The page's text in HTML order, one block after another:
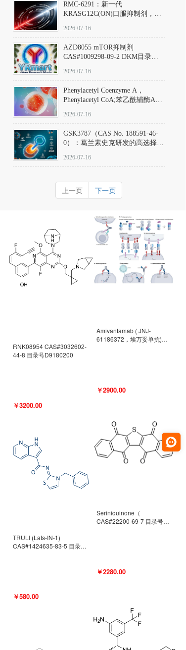
RMC-6291：新一代
KRASG12C(ON)口服抑制剂，
(Elironrasib)CAS#2641998-63-0
2026-07-16
AZD8055 mTOR抑制剂
CAS#1009298-09-2 DKM目录号
激酶抑制剂的深度剖析
2026-07-16
Phenylacetyl Coenzyme A，
Phenylacetyl CoA;苯乙酰辅酶A
2026-07-16
GSK3787（CAS No. 188591-46-
0）：葛兰素史克研发的高选择
抗剂，被广泛视为研究PPARδ核
靶点药理机制的金标准化学探
针。
2026-07-16
上一页 下一页
RNK08954 CAS#3032602-
44-8 目录号D9180200
￥3200.00
TRULI (Lats-IN-1)
CAS#1424635-83-5 目录号
￥580.00
Amivantamab ( JNJ-
61186372，埃万妥单抗)
￥2900.00
Seriniquinone（
CAS#22200-69-7 目录号
￥2280.00